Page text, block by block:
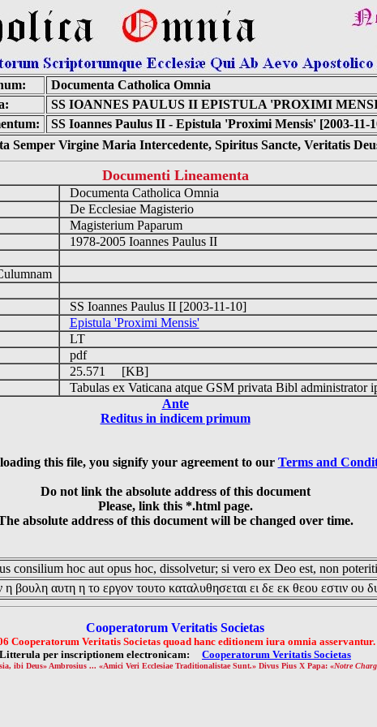
Documenta Catholica Omnia
SS IOANNES PAULUS II EPISTULA 'PROXIMI
SS Ioannes Paulus II - Epistula 'Proximi Mensis' [2003-11-
Semper Virgine Maria Intercedente, Spiritus Sancte, Veritatis
Documenti Lineamenta
Documenta Catholica Omnia
De Ecclesiae Magisterio
Magisterium Paparum
1978-2005 Ioannes Paulus II
SS Ioannes Paulus II [2003-11-10]
Epistula 'Proximi Mensis'
LT
pdf
25.571 [KB]
Tabulas ex Vaticana atque GSM privata Bibl administrator
Ante
Reditus in indicem primum
this file, you signify your agreement to our Terms and
Do not link the absolute address of this document
Please, link this *.html page.
absolute address of this document will be changed over time.
consilium hoc aut opus hoc, dissolvetur; si vero ex Deo est, non
βουλη αυτη η το εργον τουτο καταλυθησεται ει δε εκ θεου εστιν ου
Cooperatorum Veritatis Societas
Cooperatorum Veritatis Societas quoad hanc editionem iura omnia asservantur.
Litterula per inscriptionem electronicam: Cooperatorum Veritatis Societas
ibi Deus» Ambrosius ... «Amici Veri Ecclesiae Traditionalistae Sunt.» Divus Pius X Papa: «Notre